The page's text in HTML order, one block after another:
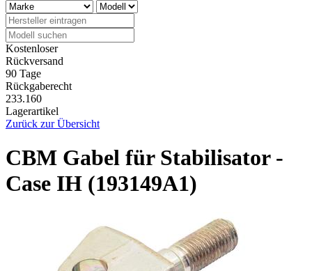
Kostenloser
Rückversand
90 Tage
Rückgaberecht
233.160
Lagerartikel
Zurück zur Übersicht
CBM Gabel für Stabilisator -
Case IH (193149A1)